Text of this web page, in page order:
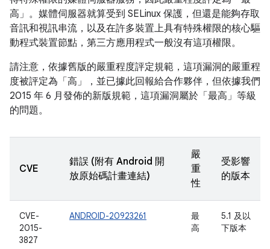
高」。媒體伺服器就算受到 SELinux 保護，但還是能夠存取
音訊和視訊串流，以及在許多裝置上具有特殊權限的核心驅
動程式裝置節點，第三方應用程式一般沒有這項權限。
請注意，依據舊版的嚴重程度評定規範，這項漏洞的嚴重程
度被評定為「高」，並已據此回報給合作夥伴，但依據我們
2015 年 6 月發佈的新版規範，這項漏洞屬於「最高」等級
的問題。
CVE
錯誤 (附有 Android 開
放原始碼計畫連結)
嚴
重
性
受影響
的版本
CVE-
2015-
3827
ANDROID-20923261
最
高
5.1 及以
下版本